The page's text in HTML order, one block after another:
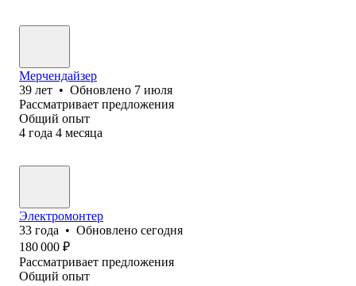
Мерчендайзер
39 лет • Обновлено 7 июля
Рассматривает предложения
Общий опыт
4 года 4 месяца
Электромонтер
33 года • Обновлено сегодня
180 000 ₽
Рассматривает предложения
Общий опыт